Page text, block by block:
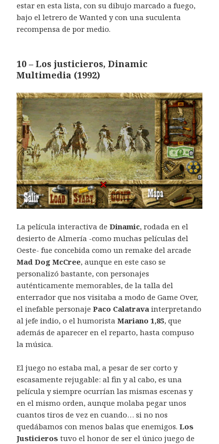
estar en esta lista, con su dibujo marcado a fuego,
bajo el letrero de Wanted y con una suculenta
recompensa de por medio.
10 – Los justicieros, Dinamic
Multimedia (1992)
La película interactiva deDinamic, rodada en el
desierto de Almería -como muchas películas del
Oeste- fue concebida como un remake del arcade
Mad Dog McCree, aunque en este caso se
personalizó bastante, con personajes
auténticamente memorables, de la talla del
enterrador que nos visitaba a modo de Game Over,
el inefable personajePaco Calatrava interpretando
al jefe indio, o el humoristaMariano 1,85, que
además de aparecer en el reparto, hasta compuso
la música.
El juego no estaba mal, a pesar de ser corto y
escasamente rejugable: al fin y al cabo, es una
película y siempre ocurrían las mismas escenas y
en el mismo orden, aunque molaba pegar unos
cuantos tiros de vez en cuando… si no nos
quedábamos con menos balas que enemigos.Los
Justicieros tuvo el honor de ser el único juego de